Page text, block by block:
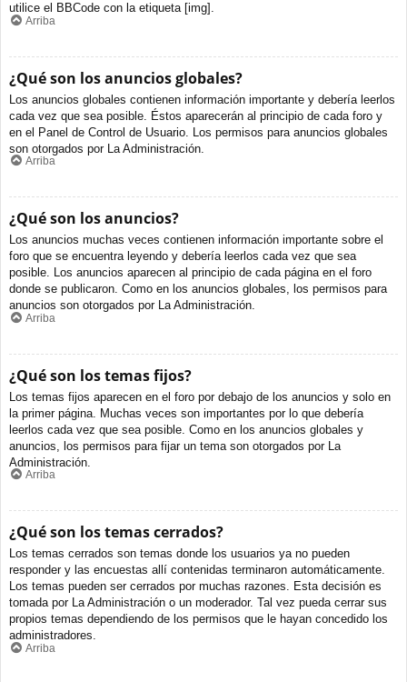
utilice el BBCode con la etiqueta [img].
Arriba
¿Qué son los anuncios globales?
Los anuncios globales contienen información importante y debería leerlos
cada vez que sea posible. Éstos aparecerán al principio de cada foro y
en el Panel de Control de Usuario. Los permisos para anuncios globales
son otorgados por La Administración.
Arriba
¿Qué son los anuncios?
Los anuncios muchas veces contienen información importante sobre el
foro que se encuentra leyendo y debería leerlos cada vez que sea
posible. Los anuncios aparecen al principio de cada página en el foro
donde se publicaron. Como en los anuncios globales, los permisos para
anuncios son otorgados por La Administración.
Arriba
¿Qué son los temas fijos?
Los temas fijos aparecen en el foro por debajo de los anuncios y solo en
la primer página. Muchas veces son importantes por lo que debería
leerlos cada vez que sea posible. Como en los anuncios globales y
anuncios, los permisos para fijar un tema son otorgados por La
Administración.
Arriba
¿Qué son los temas cerrados?
Los temas cerrados son temas donde los usuarios ya no pueden
responder y las encuestas allí contenidas terminaron automáticamente.
Los temas pueden ser cerrados por muchas razones. Esta decisión es
tomada por La Administración o un moderador. Tal vez pueda cerrar sus
propios temas dependiendo de los permisos que le hayan concedido los
administradores.
Arriba